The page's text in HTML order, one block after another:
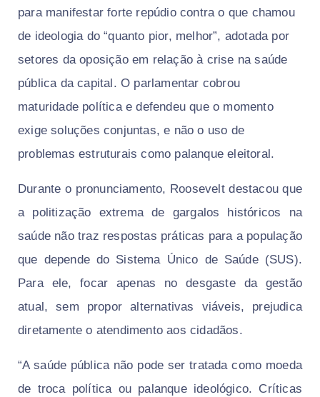
para manifestar forte repúdio contra o que chamou
de ideologia do “quanto pior, melhor”, adotada por
setores da oposição em relação à crise na saúde
pública da capital. O parlamentar cobrou
maturidade política e defendeu que o momento
exige soluções conjuntas, e não o uso de
problemas estruturais como palanque eleitoral.
​Durante o pronunciamento, Roosevelt destacou que
a politização extrema de gargalos históricos na
saúde não traz respostas práticas para a população
que depende do Sistema Único de Saúde (SUS).
Para ele, focar apenas no desgaste da gestão
atual, sem propor alternativas viáveis, prejudica
diretamente o atendimento aos cidadãos.
​“A saúde pública não pode ser tratada como moeda
de troca política ou palanque ideológico. Críticas